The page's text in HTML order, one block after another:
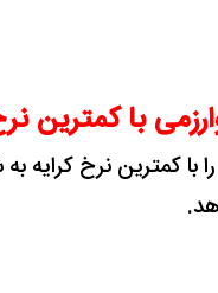
با کمترین
را با کمترین نرخ کرایه